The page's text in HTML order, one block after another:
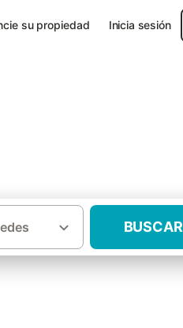
su propiedad Inicia sesión
BUSCAR